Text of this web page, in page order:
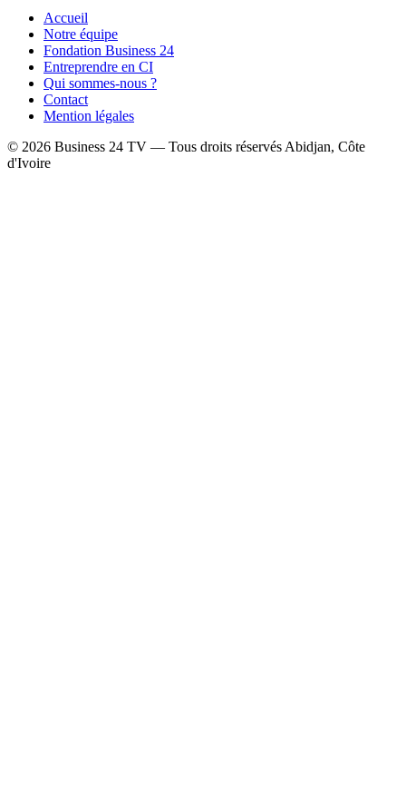
Accueil
Notre équipe
Fondation Business 24
Entreprendre en CI
Qui sommes-nous ?
Contact
Mention légales
© 2026 Business 24 TV — Tous droits réservés Abidjan, Côte
d'Ivoire